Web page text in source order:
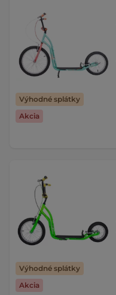
Výhodné splátky
Akcia
Výhodné splátky
Akcia